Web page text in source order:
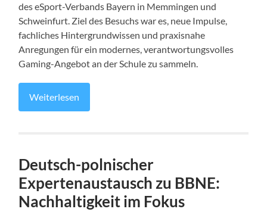
des eSport-Verbands Bayern in Memmingen und
Schweinfurt. Ziel des Besuchs war es, neue Impulse,
fachliches Hintergrundwissen und praxisnahe
Anregungen für ein modernes, verantwortungsvolles
Gaming-Angebot an der Schule zu sammeln.
Weiterlesen
Deutsch-polnischer
Expertenaustausch zu BBNE:
Nachhaltigkeit im Fokus